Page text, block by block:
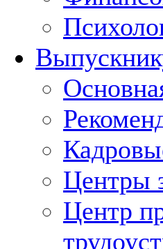
Центры
Центр